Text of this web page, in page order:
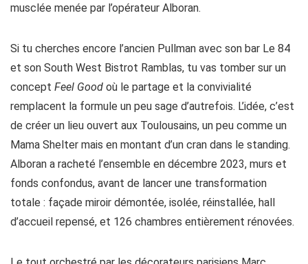
musclée menée par l’opérateur Alboran.
Si tu cherches encore l’ancien Pullman avec son bar Le 84
et son South West Bistrot Ramblas, tu vas tomber sur un
concept Feel Good où le partage et la convivialité
remplacent la formule un peu sage d’autrefois. L’idée, c’est
de créer un lieu ouvert aux Toulousains, un peu comme un
Mama Shelter mais en montant d’un cran dans le standing.
Alboran a racheté l’ensemble en décembre 2023, murs et
fonds confondus, avant de lancer une transformation
totale : façade miroir démontée, isolée, réinstallée, hall
d’accueil repensé, et 126 chambres entièrement rénovées.